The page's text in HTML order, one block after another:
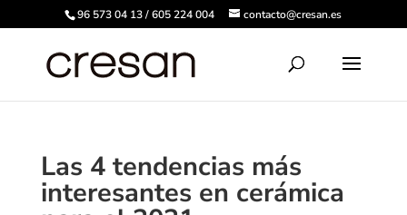
96 573 04 13 / 605 224 004 contacto@cresan.es
Las 4 tendencias más
interesantes en cerámica